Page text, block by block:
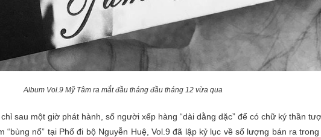
Album Vol.9 Mỹ Tâm ra mắt đầu tháng đầu tháng 12 vừa qua
sau một giờ phát hành, số người xếp hàng “dài dằng dặc” để có chữ ký thần
“bùng nổ” tại Phố đi bộ Nguyễn Huệ, Vol.9 đã lập kỷ lục về số lượng bán ra